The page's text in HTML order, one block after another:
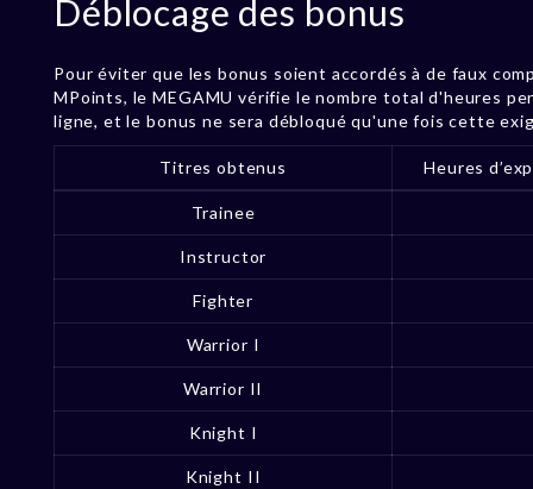
Déblocage des bonus
Pour éviter que les bonus soient accordés à de faux
MPoints, le MEGAMU vérifie le nombre total d'heures
ligne, et le bonus ne sera débloqué qu'une fois cette
Titres obtenus Heures
Trainee
Instructor
Fighter
Warrior I
Warrior II
Knight I
Knight II